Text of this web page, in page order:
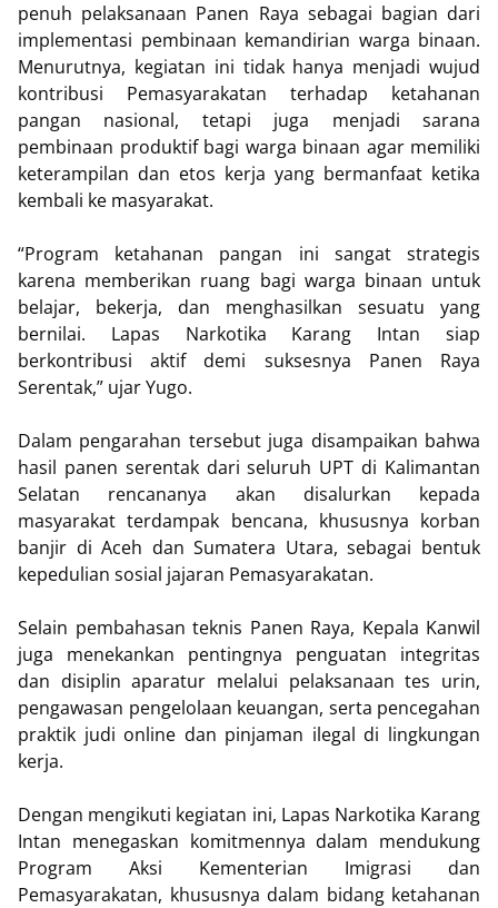
penuh pelaksanaan Panen Raya sebagai bagian dari
implementasi pembinaan kemandirian warga binaan.
Menurutnya, kegiatan ini tidak hanya menjadi wujud
kontribusi Pemasyarakatan terhadap ketahanan
pangan nasional, tetapi juga menjadi sarana
pembinaan produktif bagi warga binaan agar memiliki
keterampilan dan etos kerja yang bermanfaat ketika
kembali ke masyarakat.
“Program ketahanan pangan ini sangat strategis
karena memberikan ruang bagi warga binaan untuk
belajar, bekerja, dan menghasilkan sesuatu yang
bernilai. Lapas Narkotika Karang Intan siap
berkontribusi aktif demi suksesnya Panen Raya
Serentak,” ujar Yugo.
Dalam pengarahan tersebut juga disampaikan bahwa
hasil panen serentak dari seluruh UPT di Kalimantan
Selatan rencananya akan disalurkan kepada
masyarakat terdampak bencana, khususnya korban
banjir di Aceh dan Sumatera Utara, sebagai bentuk
kepedulian sosial jajaran Pemasyarakatan.
Selain pembahasan teknis Panen Raya, Kepala Kanwil
juga menekankan pentingnya penguatan integritas
dan disiplin aparatur melalui pelaksanaan tes urin,
pengawasan pengelolaan keuangan, serta pencegahan
praktik judi online dan pinjaman ilegal di lingkungan
kerja.
Dengan mengikuti kegiatan ini, Lapas Narkotika Karang
Intan menegaskan komitmennya dalam mendukung
Program Aksi Kementerian Imigrasi dan
Pemasyarakatan, khususnya dalam bidang ketahanan